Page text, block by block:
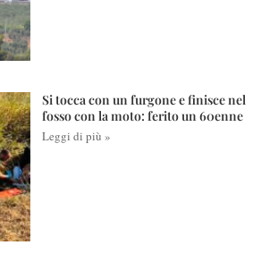
Si tocca con un furgone e finisce nel
fosso con la moto: ferito un 60enne
Leggi di più »